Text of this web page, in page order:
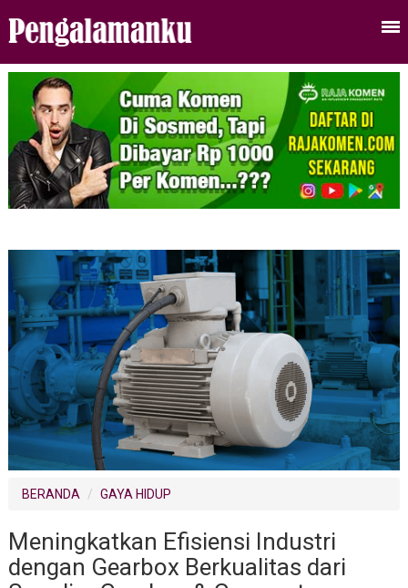
BERANDA GAYA HIDUP
Meningkatkan Efisiensi Industri
dengan Gearbox Berkualitas dari